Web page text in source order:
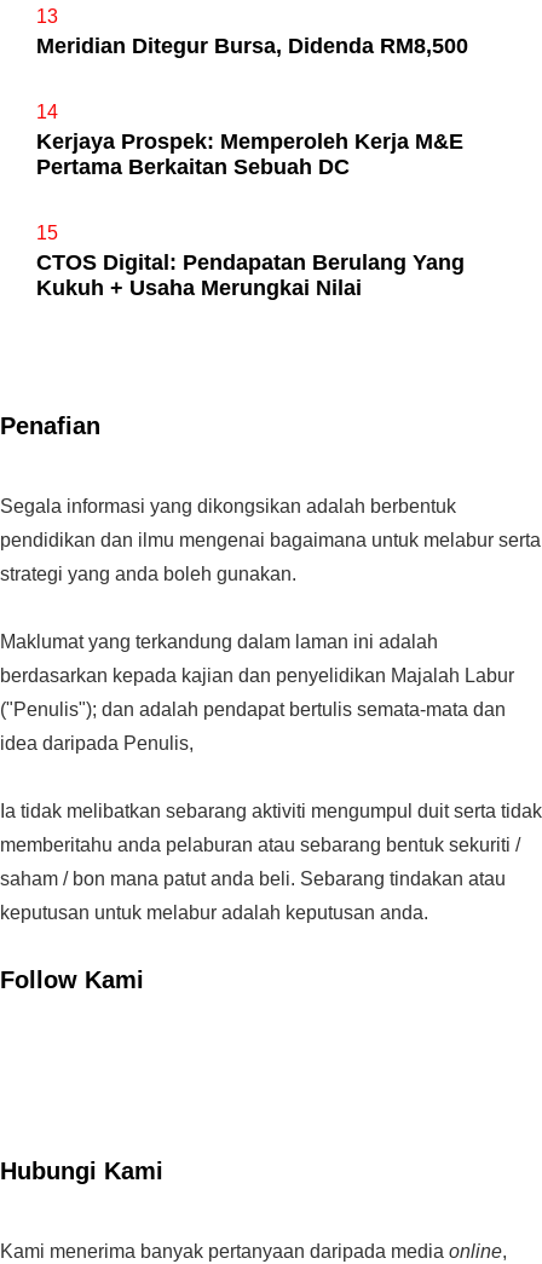
13
Meridian Ditegur Bursa, Didenda RM8,500
14
Kerjaya Prospek: Memperoleh Kerja M&E
Pertama Berkaitan Sebuah DC
15
CTOS Digital: Pendapatan Berulang Yang
Kukuh + Usaha Merungkai Nilai
Penafian
Segala informasi yang dikongsikan adalah berbentuk
pendidikan dan ilmu mengenai bagaimana untuk melabur serta
strategi yang anda boleh gunakan.
Maklumat yang terkandung dalam laman ini adalah
berdasarkan kepada kajian dan penyelidikan Majalah Labur
("Penulis"); dan adalah pendapat bertulis semata-mata dan
idea daripada Penulis,
Ia tidak melibatkan sebarang aktiviti mengumpul duit serta tidak
memberitahu anda pelaburan atau sebarang bentuk sekuriti /
saham / bon mana patut anda beli. Sebarang tindakan atau
keputusan untuk melabur adalah keputusan anda.
Follow Kami
Hubungi Kami
Kami menerima banyak pertanyaan daripada media online,